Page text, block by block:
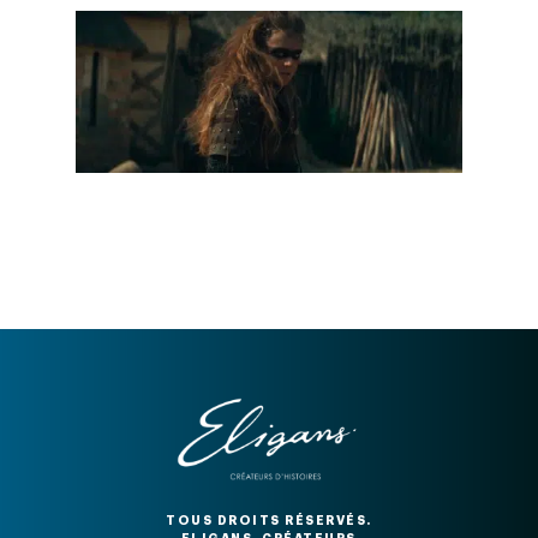
TOUS DROITS RÉSERVÉS.